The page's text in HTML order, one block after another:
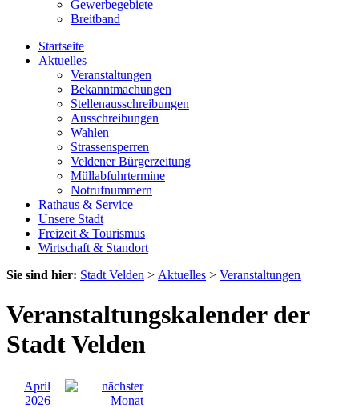
Gewerbegebiete
Breitband
Startseite
Aktuelles
Veranstaltungen
Bekanntmachungen
Stellenausschreibungen
Ausschreibungen
Wahlen
Strassensperren
Veldener Bürgerzeitung
Müllabfuhrtermine
Notrufnummern
Rathaus & Service
Unsere Stadt
Freizeit & Tourismus
Wirtschaft & Standort
Sie sind hier: Stadt Velden > Aktuelles > Veranstaltungen
Veranstaltungskalender der
Stadt Velden
April
2026